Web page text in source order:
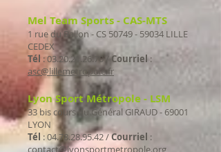
Mel Team Sports - CAS-MTS
1 rue du Ballon - CS 50749 - 59034 LILLE
CEDEX
Tél :03.20.21.26.70/Courriel:
asc@lillemetropole.fr
Lyon Sport Métropole - LSM
33 bis cours du Général GIRAUD - 69001
LYON
Tél :04.78.28.95.42/Courriel :
contact@lyonsportmetropole.org